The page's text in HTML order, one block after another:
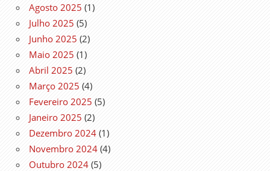
Agosto 2025 (1)
Julho 2025 (5)
Junho 2025 (2)
Maio 2025 (1)
Abril 2025 (2)
Março 2025 (4)
Fevereiro 2025 (5)
Janeiro 2025 (2)
Dezembro 2024 (1)
Novembro 2024 (4)
Outubro 2024 (5)